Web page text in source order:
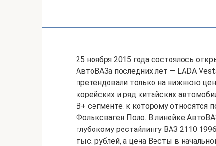
25 ноября 2015 года состоялось
АвтоВАЗа последних лет — LADA
претендовали только на нижнюю
корейских и ряд китайских
В+ сегменте, к которому относятся
Фольксваген Поло. В линейке
глубокому рестайлингу ВАЗ 2110
тыс. рублей, а цена Весты в